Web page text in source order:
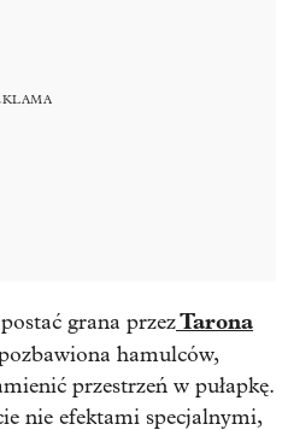
grana przezTarona
hamulców,
przestrzeń w pułapkę.
nie efektami specjalnymi,